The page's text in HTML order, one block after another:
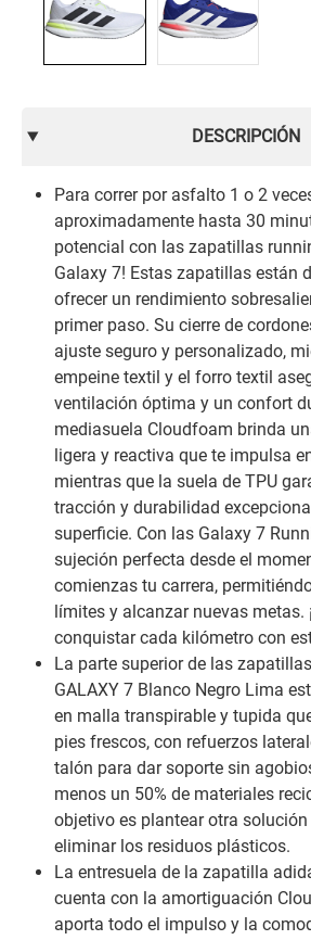
DESCRIPCIÓN
Para correr por asfalto 1 o 2
aproximadamente hasta 30
potencial con las zapatillas
Galaxy 7! Estas zapatillas están
ofrecer un rendimiento
primer paso. Su cierre de
ajuste seguro y personalizado,
empeine textil y el forro textil
ventilación óptima y un confort
mediasuela Cloudfoam brinda
ligera y reactiva que te impulsa
mientras que la suela de TPU
tracción y durabilidad
superficie. Con las Galaxy 7
sujeción perfecta desde el
comienzas tu carrera,
límites y alcanzar nuevas metas.
conquistar cada kilómetro con
La parte superior de las
GALAXY 7 Blanco Negro Lima
en malla transpirable y tupida
pies frescos, con refuerzos
talón para dar soporte sin
menos un 50% de materiales
objetivo es plantear otra
eliminar los residuos plásticos.
La entresuela de la zapatilla
cuenta con la amortiguación
aporta todo el impulso y la